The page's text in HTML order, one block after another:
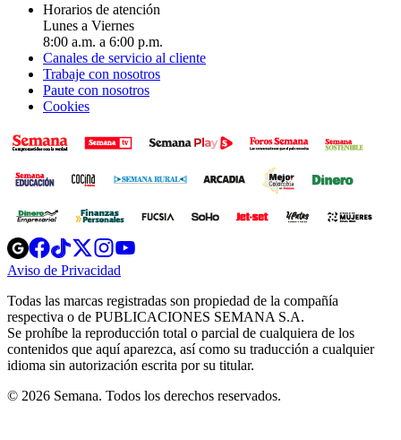
Horarios de atención
Lunes a Viernes
8:00 a.m. a 6:00 p.m.
Canales de servicio al cliente
Trabaje con nosotros
Paute con nosotros
Cookies
Opens
in
new
Opens
in
new
Opens
in
new
window
Opens
new
windowwindow
Aviso de Privacidad
new
window
Todas las marcas registradas son propiedad de la compañía
respectiva o de PUBLICACIONES SEMANA S.A.
Se prohíbe la reproducción total o parcial de cualquiera de los
contenidos que aquí aparezca, así como su traducción a cualquier
idioma sin autorización escrita por su titular.
© 2026 Semana. Todos los derechos reservados.